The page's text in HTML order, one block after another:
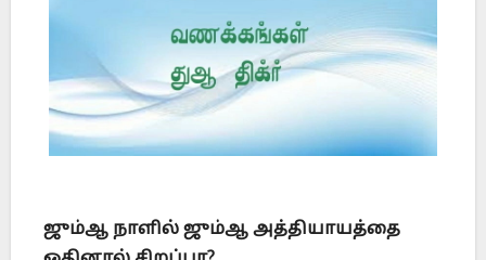
ஜும்ஆ நாளில் ஜும்ஆ அத்தியாயத்தை